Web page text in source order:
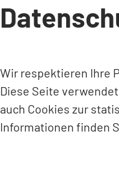
INHALT ANSPRINGEN
Wir respektieren Ihre
Diese Seite
auch Cookies zur
Informationen finden